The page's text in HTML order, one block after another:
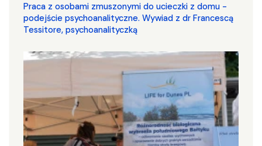
Praca z osobami zmuszonymi do ucieczki z domu -
podejście psychoanalityczne. Wywiad z dr Francescą
Tessitore, psychoanalityczką